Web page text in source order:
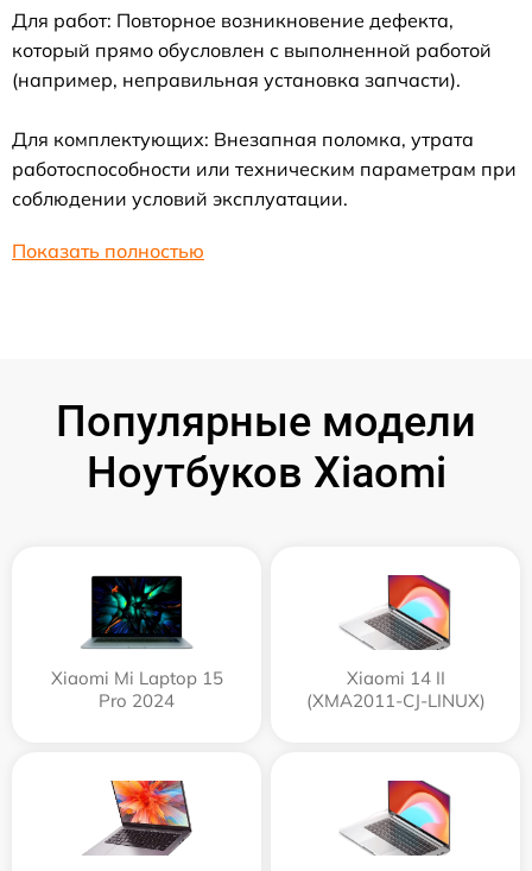
Для работ: Повторное возникновение дефекта,
который прямо обусловлен с выполненной работой
(например, неправильная установка запчасти).
Для комплектующих: Внезапная поломка, утрата
работоспособности или техническим параметрам при
соблюдении условий эксплуатации.
Показать полностью
Популярные модели
Ноутбуков Xiaomi
Xiaomi Mi Laptop 15
Pro 2024
Xiaomi 14 II
(XMA2011-CJ-LINUX)